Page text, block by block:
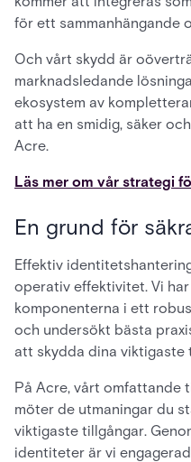
för ett sammanhängande
Och vårt skydd är
marknadsledande
ekosystem av
att ha en smidig, säker
Acre.
Läs mer om vår strategi
En grund för
Effektiv
operativ effektivitet. Vi
komponenterna i ett
och undersökt bästa
att skydda dina viktigaste
På Acre, vårt omfattande
möter de utmaningar du
viktigaste tillgångar.
identiteter är vi